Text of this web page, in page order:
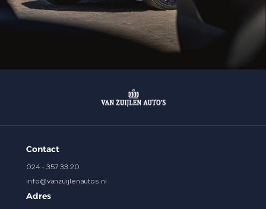
Contact
024 - 357 33 20
info@vanzuijlenautos.nl
Adres